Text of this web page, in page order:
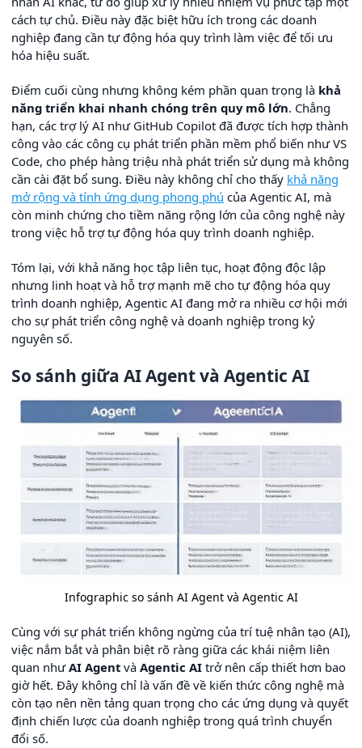
cách tự chủ. Điều này đặc biệt hữu ích trong các doanh
nghiệp đang cần tự động hóa quy trình làm việc để tối ưu
hóa hiệu suất.
Điểm cuối cùng nhưng không kém phần quan trọng là khả
năng triển khai nhanh chóng trên quy mô lớn. Chẳng
hạn, các trợ lý AI như GitHub Copilot đã được tích hợp thành
công vào các công cụ phát triển phần mềm phổ biến như VS
Code, cho phép hàng triệu nhà phát triển sử dụng mà không
cần cài đặt bổ sung. Điều này không chỉ cho thấy khả năng
mở rộng và tính ứng dụng phong phú của Agentic AI, mà
còn minh chứng cho tiềm năng rộng lớn của công nghệ này
trong việc hỗ trợ tự động hóa quy trình doanh nghiệp.
Tóm lại, với khả năng học tập liên tục, hoạt động độc lập
nhưng linh hoạt và hỗ trợ mạnh mẽ cho tự động hóa quy
trình doanh nghiệp, Agentic AI đang mở ra nhiều cơ hội mới
cho sự phát triển công nghệ và doanh nghiệp trong kỷ
nguyên số.
So sánh giữa AI Agent và Agentic AI
Infographic so sánh AI Agent và Agentic AI
Cùng với sự phát triển không ngừng của trí tuệ nhân tạo (AI),
việc nắm bắt và phân biệt rõ ràng giữa các khái niệm liên
quan nhưAI Agent và Agentic AI trở nên cấp thiết hơn bao
giờ hết. Đây không chỉ là vấn đề về kiến thức công nghệ mà
còn tạo nên nền tảng quan trọng cho các ứng dụng và quyết
định chiến lược của doanh nghiệp trong quá trình chuyển
đổi số.